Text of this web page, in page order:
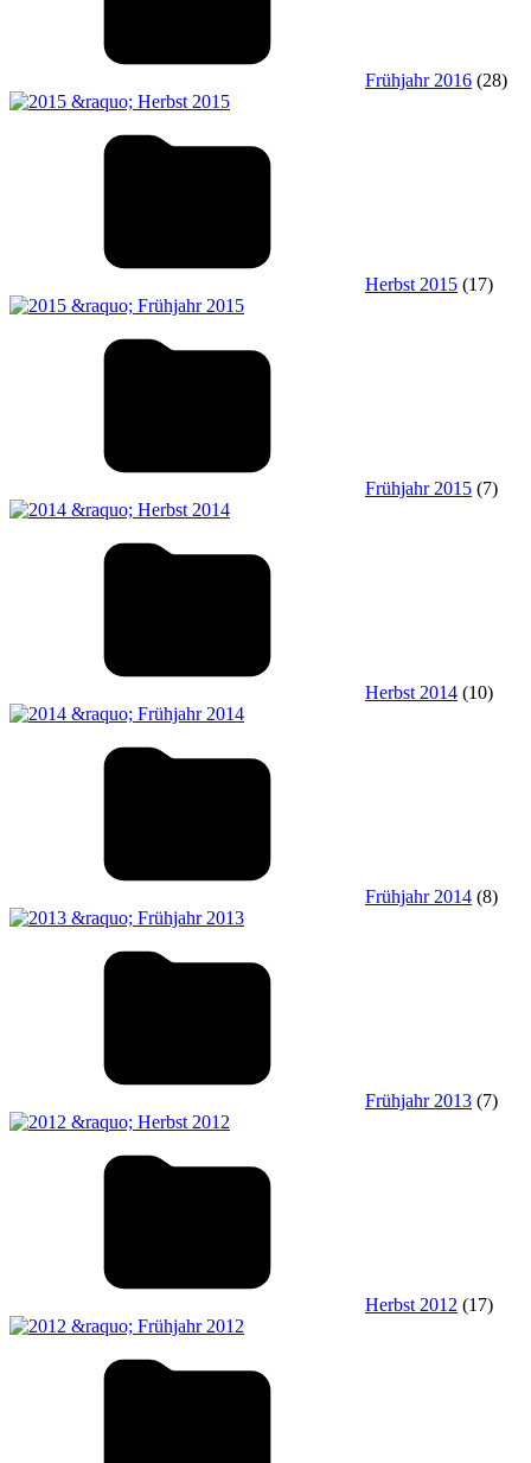
Frühjahr 2016 (28)
Herbst 2015 (17)
Frühjahr 2015 (7)
Herbst 2014 (10)
Frühjahr 2014 (8)
Frühjahr 2013 (7)
Herbst 2012 (17)